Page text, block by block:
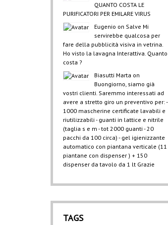
QUANTO COSTA LE
PURIFICATORI PER EMILARE VIRUS
Eugenio on Salve Mi
servirebbe qualcosa per
fare della pubblicità visiva in vetrina.
Ho visto la lavagna Interattiva. Quanto
costa ?
Biasutti Marta on
Buongiorno, siamo già
vostri clienti. Saremmo interessati ad
avere a stretto giro un preventivo per: -
1000 mascherine certificate lavabili e
riutilizzabili - guanti in lattice e nitrile
(taglia s e m - tot 2000 guanti - 20
pacchi da 100 circa) - gel igienizzante
automatico con piantana verticale (11
piantane con dispenser ) + 150
dispenser da tavolo da 1 lt Grazie
TAGS